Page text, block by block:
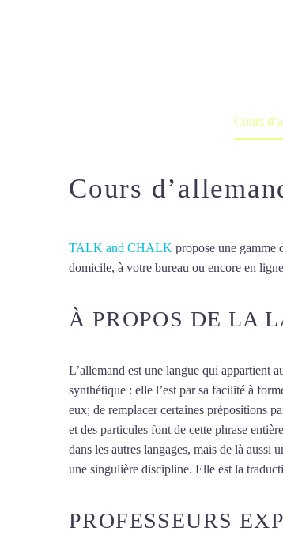
Cours
Cours
TALK and CHALK propose une gamme
domicile, à votre bureau ou encore en
À PROPOS DE LA
L’allemand est une langue qui appartient
synthétique : elle l’est par sa facilité à
eux; de remplacer certaines prépositions
et des particules font de cette phrase
dans les autres langages, mais de là aussi
une singulière discipline. Elle est la
PROFESSEURS